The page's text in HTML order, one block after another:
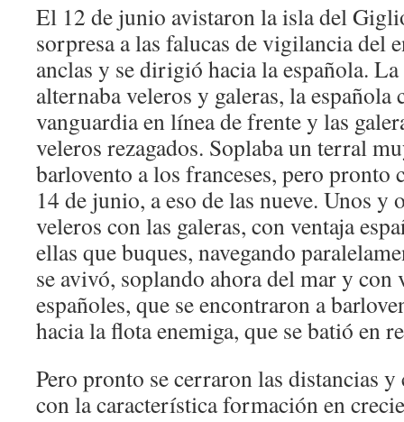
El 12 de junio avistaron la isla del
sorpresa a las falucas de vigilancia del
anclas y se dirigió hacia la española.
alternaba veleros y galeras, la española
vanguardia en línea de frente y las
veleros rezagados. Soplaba un terral
barlovento a los franceses, pero pronto
14 de junio, a eso de las nueve. Unos y
veleros con las galeras, con ventaja
ellas que buques, navegando
se avivó, soplando ahora del mar y con
españoles, que se encontraron a
hacia la flota enemiga, que se batió en
Pero pronto se cerraron las distancias
con la característica formación en